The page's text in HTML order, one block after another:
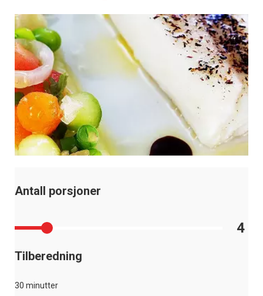
Antall porsjoner
4
Tilberedning
30 minutter